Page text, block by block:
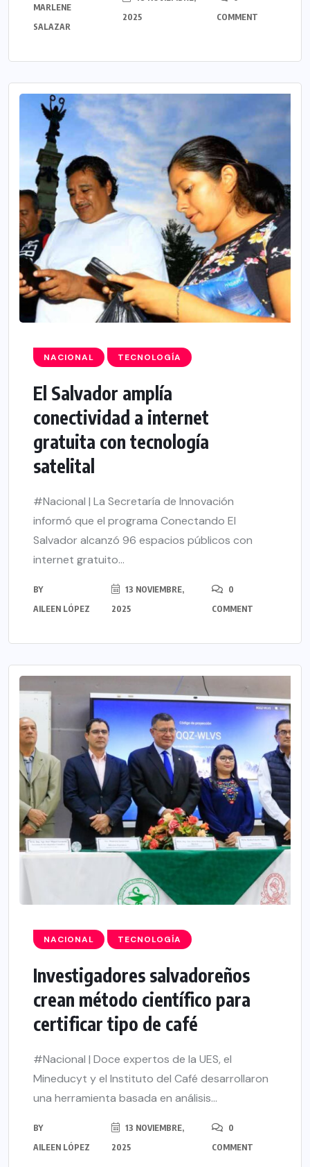
MARLENE
SALAZAR
2025
COMMENT
NACIONAL TECNOLOGÍA
El Salvador amplía
conectividad a internet
gratuita con tecnología
satelital
#Nacional | La Secretaría de Innovación
informó que el programa Conectando El
Salvador alcanzó 96 espacios públicos con
internet gratuito...
BY
AILEEN LÓPEZ
13 NOVIEMBRE,
2025
0
COMMENT
NACIONAL TECNOLOGÍA
Investigadores salvadoreños
crean método científico para
certificar tipo de café
#Nacional | Doce expertos de la UES, el
Mineducyt y el Instituto del Café desarrollaron
una herramienta basada en análisis...
BY
AILEEN LÓPEZ
13 NOVIEMBRE,
2025
0
COMMENT